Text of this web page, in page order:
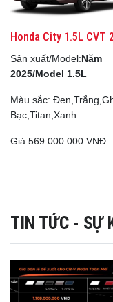
Honda City 1.5L CVT
Sản xuất/Model:Năm
2025/Model 1.5L
Màu sắc:
Bạc,Titan,Xanh
Giá:569.000.000 VNĐ
TIN TỨC - SỰ